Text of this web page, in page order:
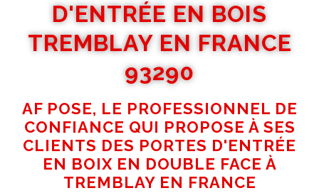
D'ENTRÉE EN BOIS
TREMBLAY EN FRANCE
93290
AF POSE, LE PROFESSIONNEL DE
CONFIANCE QUI PROPOSE À SES
CLIENTS DES PORTES D'ENTRÉE
EN BOIX EN DOUBLE FACE À
TREMBLAY EN FRANCE